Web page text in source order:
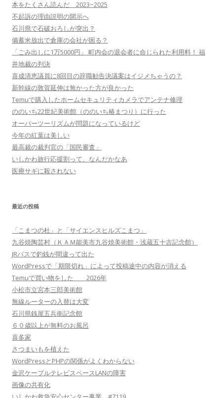
本をたくさん読んだ 2023~2025
不起訴の理由説明の開示へ
石川県で石破おろしが突出？
備蓄米放出で倉庫の会社が困る？
「ごみ出しに1万5000円」 町内会の退会者に命じられた利用料！ 福
井地裁の判決
喜成清恵議員に8回目の辞職勧告決議案はイジメちゃうの？
新幹線の敦賀延伸は無かった方が良かった
Temuで購入したホームセキュリティカメラでアンテナ修理
ののいち22世紀美術館（ののいち椿まつり）に行った
オーバーツーリズムが問題になっているけど
今年の紅葉は美しい
最高裁の裁判官の「国民審査」
いしかわ旅行応援割って、なんだかなあ
医療サギに殺されない
最近の投稿
「こまつの杜」と「サイエンスヒルズこまつ」
九谷焼陶芸村（ＫＡＭ能美市九谷焼美術館・浅蔵五十吉記念館）
JRバスで釣銭が間違って出た
WordPressで「期限切れ」によって投稿途中の内容が消える
Temuで買い物をした 2026年
小松市立宮本三郎美術館
無線ルーターの入替は大変
石川県銭屋五兵衛記念館
６０歳以上が無料のお風呂
喜多家
さつまいもを植えた
WordPressとPHPの関係がよくわからない
金沢ケーブルテレビスペースLANの障害
画像の共有化